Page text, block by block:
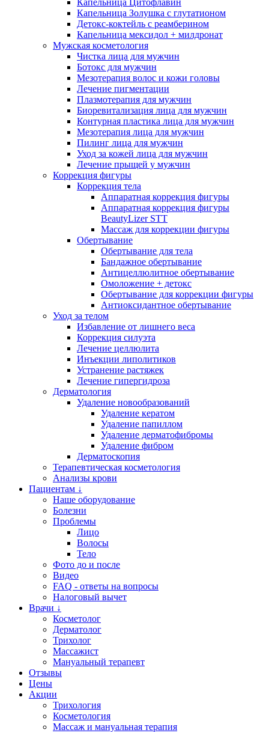
Капельница Цитофлавин
Капельница Золушка с глутатионом
Детокс-коктейль с реамберином
Капельница мексидол + милдронат
Мужская косметология
Чистка лица для мужчин
Ботокс для мужчин
Мезотерапия волос и кожи головы
Лечение пигментации
Плазмотерапия для мужчин
Биоревитализация лица для мужчин
Контурная пластика лица для мужчин
Мезотерапия лица для мужчин
Пилинг лица для мужчин
Уход за кожей лица для мужчин
Лечение прыщей у мужчин
Коррекция фигуры
Коррекция тела
Аппаратная коррекция фигуры
Аппаратная коррекция фигуры
BeautyLizer STT
Массаж для коррекции фигуры
Обертывание
Обертывание для тела
Бандажное обертывание
Антицеллюлитное обертывание
Омоложение + детокс
Обертывание для коррекции фигуры
Антиоксидантное обертывание
Уход за телом
Избавление от лишнего веса
Коррекция силуэта
Лечение целлюлита
Инъекции липолитиков
Устранение растяжек
Лечение гипергидроза
Дерматология
Удаление новообразований
Удаление кератом
Удаление папиллом
Удаление дерматофибромы
Удаление фибром
Дерматоскопия
Терапевтическая косметология
Анализы крови
Пациентам ↓
Наше оборудование
Болезни
Проблемы
Лицо
Волосы
Тело
Фото до и после
Видео
FAQ - ответы на вопросы
Налоговый вычет
Врачи ↓
Косметолог
Дерматолог
Трихолог
Массажист
Мануальный терапевт
Отзывы
Цены
Акции
Трихология
Косметология
Массаж и мануальная терапия